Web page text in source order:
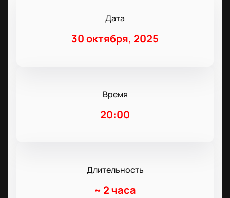
Дата
30 октября, 2025
Время
20:00
Длительность
~ 2 часа